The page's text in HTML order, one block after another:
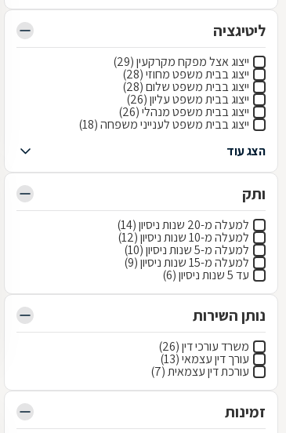
ליטיגציה
ייצוג אצל מפקח מקרקעין (29)
ייצוג בבית משפט מחוזי (28)
ייצוג בבית משפט שלום (28)
ייצוג בבית משפט עליון (26)
ייצוג בבית משפט מנהלי (26)
ייצוג בבית משפט לענייני משפחה (18)
הצג עוד
ותק
למעלה מ-20 שנות ניסיון (14)
למעלה מ-10 שנות ניסיון (12)
למעלה מ-5 שנות ניסיון (10)
למעלה מ-15 שנות ניסיון (9)
עד 5 שנות ניסיון (6)
נותן השירות
משרד עורכי דין (26)
עורך דין עצמאי (13)
עורכת דין עצמאית (7)
זמינות